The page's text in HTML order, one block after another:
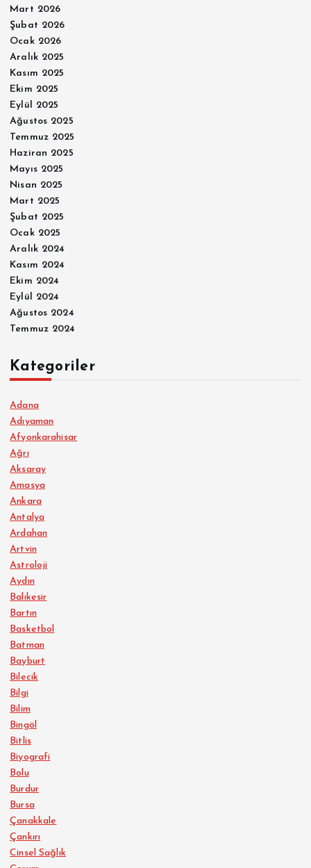
Mart 2026
Şubat 2026
Ocak 2026
Aralık 2025
Kasım 2025
Ekim 2025
Eylül 2025
Ağustos 2025
Temmuz 2025
Haziran 2025
Mayıs 2025
Nisan 2025
Mart 2025
Şubat 2025
Ocak 2025
Aralık 2024
Kasım 2024
Ekim 2024
Eylül 2024
Ağustos 2024
Temmuz 2024
Kategoriler
Adana
Adıyaman
Afyonkarahisar
Ağrı
Aksaray
Amasya
Ankara
Antalya
Ardahan
Artvin
Astroloji
Aydın
Balıkesir
Bartın
Basketbol
Batman
Bayburt
Bilecik
Bilgi
Bilim
Bingöl
Bitlis
Biyografi
Bolu
Burdur
Bursa
Çanakkale
Çankırı
Cinsel Sağlık